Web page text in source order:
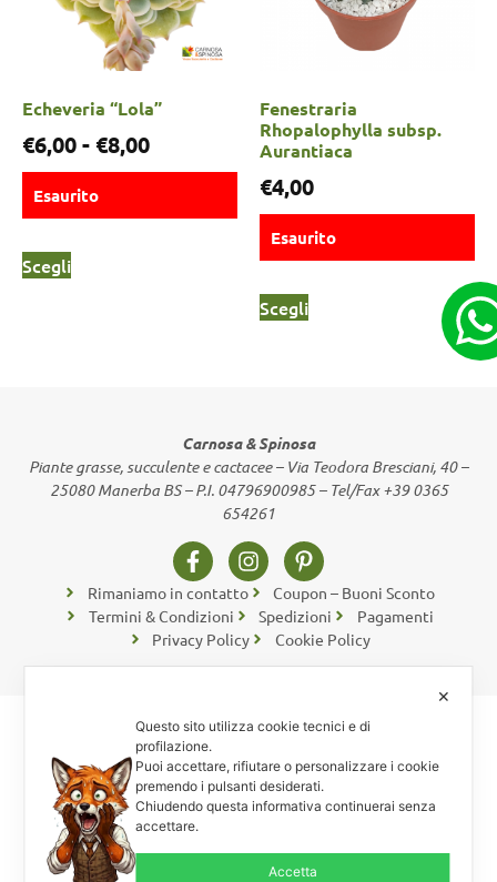
Echeveria “Lola”
€6,00- €8,00
Esaurito
Scegli
Fenestraria
Rhopalophylla subsp.
Aurantiaca
€4,00
Esaurito
Scegli
Carnosa & Spinosa
Piante grasse, succulente e cactacee – Via Teodora Bresciani, 40 –
25080 Manerba BS – P.I. 04796900985 – Tel/Fax +39 0365
654261
Rimaniamo in contatto
Coupon – Buoni Sconto
Termini & Condizioni
Spedizioni
Pagamenti
Privacy Policy
Cookie Policy
✕
Questo sito utilizza cookie tecnici e di
profilazione.
Puoi accettare, rifiutare o personalizzare i cookie
premendo i pulsanti desiderati.
Chiudendo questa informativa continuerai senza
accettare.
Accetta